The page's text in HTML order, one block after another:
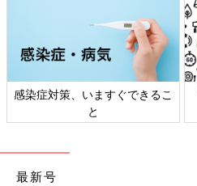
感染症対策、いますぐできるこ
と
最新号